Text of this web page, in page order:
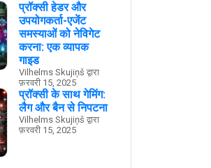
प्रॉक्सी हेडर और
उपयोगकर्ता-एजेंट
समस्याओं को नेविगेट
करना: एक व्यापक
गाइड
Vilhelms Skujiņš द्वारा
फ़रवरी 15, 2025
प्रॉक्सी के साथ गेमिंग:
लैग और बैन से निपटना
Vilhelms Skujiņš द्वारा
फ़रवरी 15, 2025